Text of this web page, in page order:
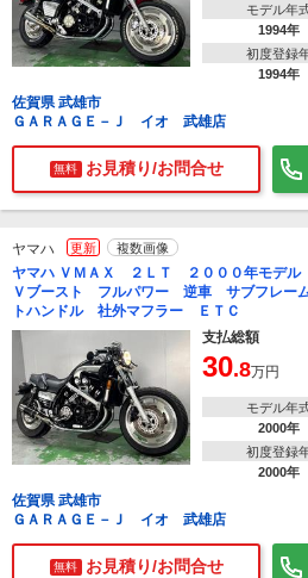
モデル年
1994年
初度登録
1994年
佐賀県 武雄市
ＧＡＲＡＧＥ－Ｊ イオ 武雄店
無料 お見積り/お問合せ
ヤマハ 更新 複数画像
ヤマハ ＶＭＡＸ ２ＬＴ ２０００年モデ
Ｖブースト フルパワー 逆車 サブフレー
トハンドル 社外マフラー ＥＴＣ
支払総額
30.8万円
モデル年
2000年
初度登録
2000年
佐賀県 武雄市
ＧＡＲＡＧＥ－Ｊ イオ 武雄店
無料 お見積り/お問合せ